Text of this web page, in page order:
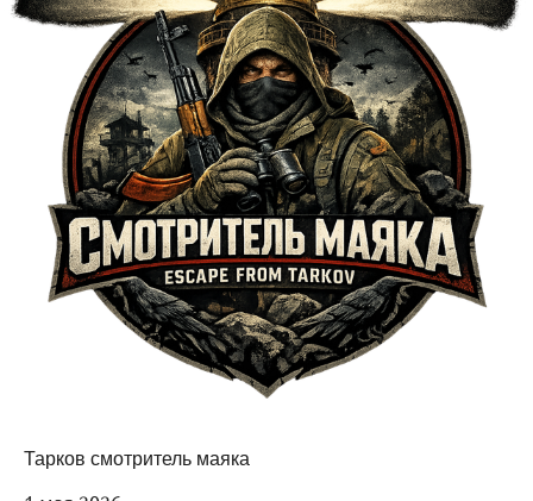
Тарков смотритель маяка